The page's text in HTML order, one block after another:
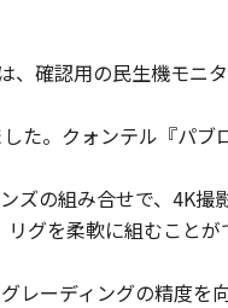
、確認用の民生機モニ
た。クォンテル『パブ
ズの組み合せで、4K撮
グを柔軟に組むこと
レーディングの精度を